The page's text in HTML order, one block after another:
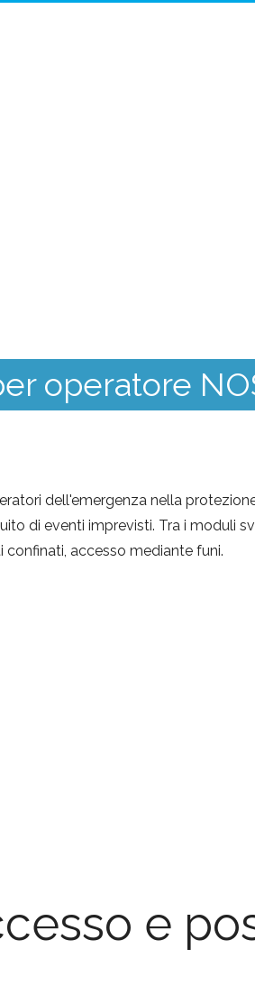
operatore
dell'emergenza nella
di eventi imprevisti. Tra i moduli
confinati, accesso mediante funi.
e